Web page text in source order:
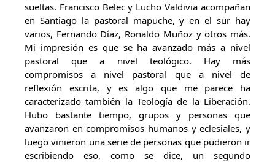
sueltas. Francisco Belec y Lucho Valdivia acompañan
en Santiago la pastoral mapuche, y en el sur hay
varios, Fernando Díaz, Ronaldo Muñoz y otros más.
Mi impresión es que se ha avanzado más a nivel
pastoral que a nivel teológico. Hay más
compromisos a nivel pastoral que a nivel de
reflexión escrita, y es algo que me parece ha
caracterizado también la Teología de la Liberación.
Hubo bastante tiempo, grupos y personas que
avanzaron en compromisos humanos y eclesiales, y
luego vinieron una serie de personas que pudieron ir
escribiendo eso, como se dice, un segundo